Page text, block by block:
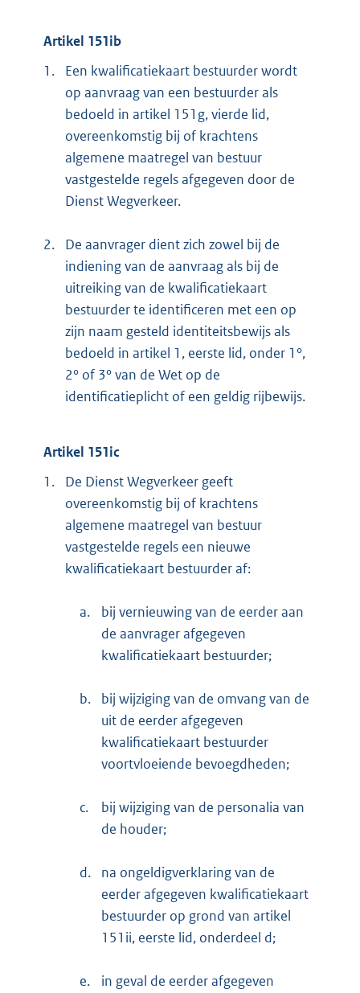
Artikel 151ib
1.
Een kwalificatiekaart bestuurder wordt
op aanvraag van een bestuurder als
bedoeld in artikel 151g, vierde lid,
overeenkomstig bij of krachtens
algemene maatregel van bestuur
vastgestelde regels afgegeven door de
Dienst Wegverkeer.
2.
De aanvrager dient zich zowel bij de
indiening van de aanvraag als bij de
uitreiking van de kwalificatiekaart
bestuurder te identificeren met een op
zijn naam gesteld identiteitsbewijs als
bedoeld in artikel 1, eerste lid, onder 1°,
2° of 3° van de Wet op de
identificatieplicht of een geldig rijbewijs.
Artikel 151ic
1.
De Dienst Wegverkeer geeft
overeenkomstig bij of krachtens
algemene maatregel van bestuur
vastgestelde regels een nieuwe
kwalificatiekaart bestuurder af:
a.
bij vernieuwing van de eerder aan
de aanvrager afgegeven
kwalificatiekaart bestuurder;
b.
bij wijziging van de omvang van de
uit de eerder afgegeven
kwalificatiekaart bestuurder
voortvloeiende bevoegdheden;
c.
bij wijziging van de personalia van
de houder;
d.
na ongeldigverklaring van de
eerder afgegeven kwalificatiekaart
bestuurder op grond van artikel
151ii, eerste lid, onderdeel d;
e.
in geval de eerder afgegeven